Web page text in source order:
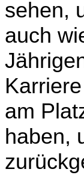
sehen,
auch
am
haben,